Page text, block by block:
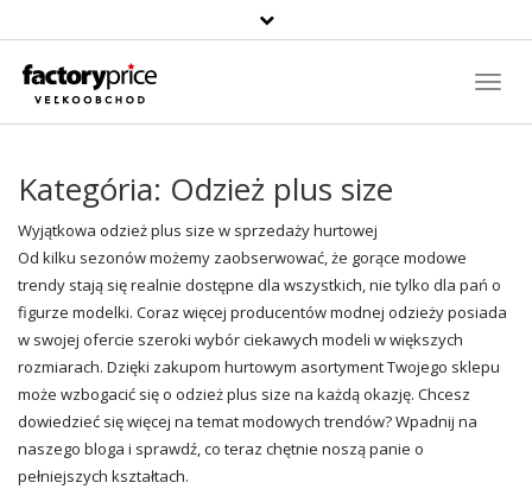
Szukaj
produktu
Kategória: Odzież plus size
Wyjątkowa odzież plus size w sprzedaży hurtowej
Od kilku sezonów możemy zaobserwować, że gorące modowe
trendy stają się realnie dostępne dla wszystkich, nie tylko dla pań o
figurze modelki. Coraz więcej producentów modnej odzieży posiada
w swojej ofercie szeroki wybór ciekawych modeli w większych
rozmiarach. Dzięki zakupom hurtowym asortyment Twojego sklepu
może wzbogacić się o odzież plus size na każdą okazję. Chcesz
dowiedzieć się więcej na temat modowych trendów? Wpadnij na
naszego bloga i sprawdź, co teraz chętnie noszą panie o
pełniejszych kształtach.